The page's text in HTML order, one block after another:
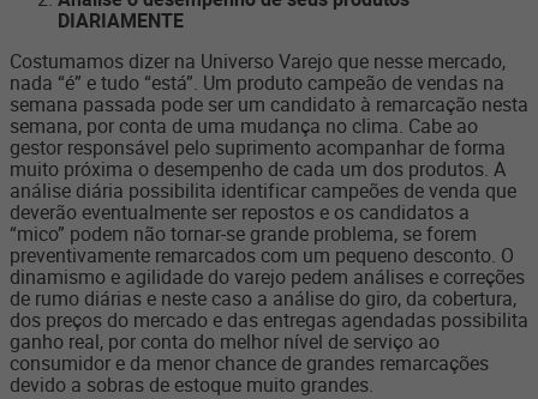
DIARIAMENTE
Costumamos dizer na Universo Varejo que nesse mercado,
nada “é” e tudo “está”. Um produto campeão de vendas na
semana passada pode ser um candidato à remarcação nesta
semana, por conta de uma mudança no clima. Cabe ao
gestor responsável pelo suprimento acompanhar de forma
muito próxima o desempenho de cada um dos produtos. A
análise diária possibilita identificar campeões de venda que
deverão eventualmente ser repostos e os candidatos a
“mico” podem não tornar-se grande problema, se forem
preventivamente remarcados com um pequeno desconto. O
dinamismo e agilidade do varejo pedem análises e correções
de rumo diárias e neste caso a análise do giro, da cobertura,
dos preços do mercado e das entregas agendadas possibilita
ganho real, por conta do melhor nível de serviço ao
consumidor e da menor chance de grandes remarcações
devido a sobras de estoque muito grandes.